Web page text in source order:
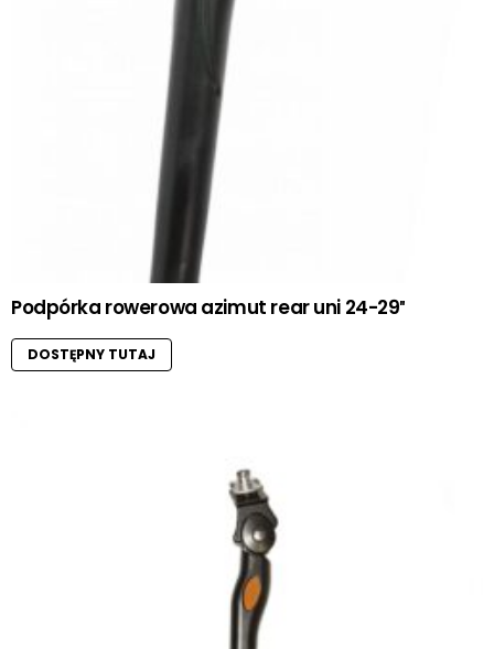
Podpórka rowerowa azimut rear uni 24-29″
DOSTĘPNY TUTAJ